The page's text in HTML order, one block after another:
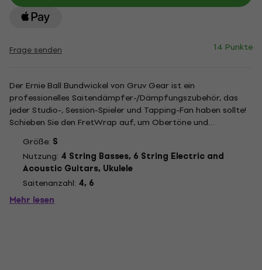
Frage senden 14 Punkte
Der Ernie Ball Bundwickel von Gruv Gear ist ein
professionelles Saitendämpfer-/Dämpfungszubehör, das
jeder Studio-, Session-Spieler und Tapping-Fan haben sollte!
Schieben Sie den FretWrap auf, um Obertöne und
sympathische Resonanzen während der Aufnahme, bei Live-
Auftritten, beim Zweihandklopfen oder in jeder kreativen
Situation, in der Sie eine...
Größe: S
Nutzung: 4 String Basses, 6 String Electric and
Acoustic Guitars, Ukulele
Saitenanzahl: 4, 6
Mehr lesen